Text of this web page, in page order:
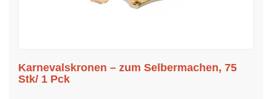
Karnevalskronen – zum Selbermachen, 75
Stk/ 1 Pck